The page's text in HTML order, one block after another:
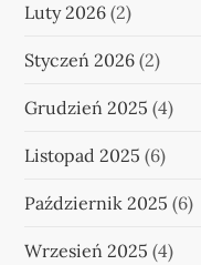
Luty 2026 (2)
Styczeń 2026 (2)
Grudzień 2025 (4)
Listopad 2025 (6)
Październik 2025 (6)
Wrzesień 2025 (4)